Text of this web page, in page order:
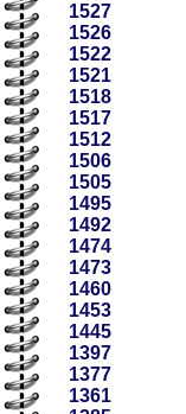
1527
1526
1522
1521
1518
1517
1512
1506
1505
1495
1492
1474
1473
1460
1453
1445
1397
1377
1361